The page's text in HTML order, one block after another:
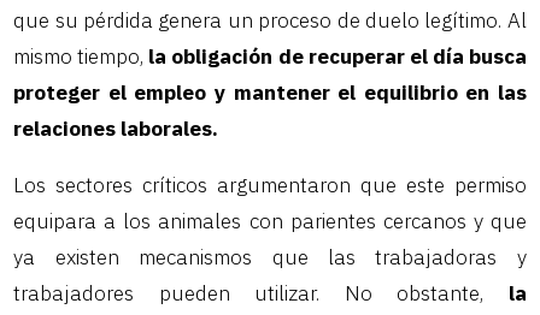
que su pérdida genera un proceso de duelo legítimo. Al
mismo tiempo, la obligación de recuperar el día busca
proteger el empleo y mantener el equilibrio en las
relaciones laborales.
Los sectores críticos argumentaron que este permiso
equipara a los animales con parientes cercanos y que
ya existen mecanismos que las trabajadoras y
trabajadores pueden utilizar. No obstante, la